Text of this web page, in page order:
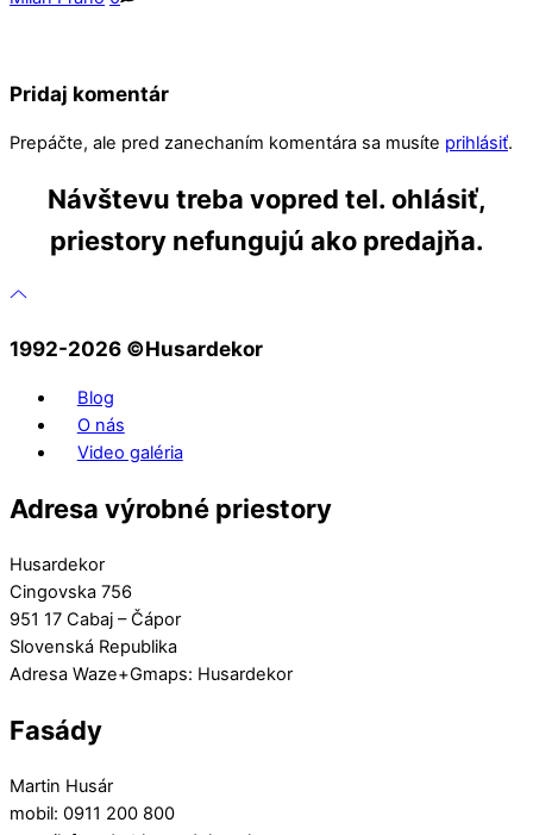
Pridaj komentár
Prepáčte, ale pred zanechaním komentára sa musíte prihlásiť.
Návštevu treba vopred tel. ohlásiť,
priestory nefungujú ako predajňa.
1992-2026 ©️Husardekor
Blog
O nás
Video galéria
Adresa výrobné priestory
Husardekor
Cingovska 756
951 17 Cabaj – Čápor
Slovenská Republika
Adresa Waze+Gmaps: Husardekor
Fasády
Martin Husár
mobil: 0911 200 800